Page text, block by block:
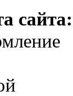
сайта: